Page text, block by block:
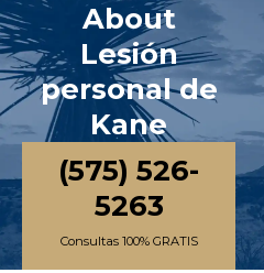
About
Lesión
personal de
Kane
(575) 526-
5263
Consultas 100% GRATIS